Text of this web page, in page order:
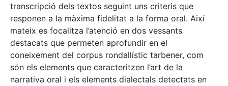
transcripció dels textos seguint uns criteris que
responen a la màxima fidelitat a la forma oral. Així
mateix es focalitza l’atenció en dos vessants
destacats que permeten aprofundir en el
coneixement del corpus rondallístic tarbener, com
són els elements que caracteritzen l’art de la
narrativa oral i els elements dialectals detectats en